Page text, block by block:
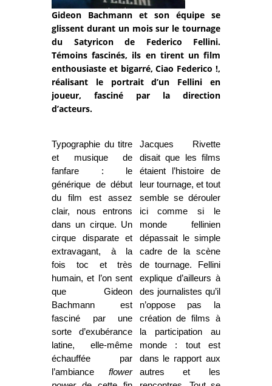
Gideon Bachmann et son équipe se
glissent durant un mois sur le tournage
du Satyricon de Federico Fellini.
Témoins fascinés, ils en tirent un film
enthousiaste et bigarré, Ciao Federico !,
réalisant le portrait d’un Fellini en
joueur, fasciné par la direction
d’acteurs.
Typographie du titre
et musique de
fanfare : le
générique de début
du film est assez
clair, nous entrons
dans un cirque. Un
cirque disparate et
extravagant, à la
fois toc et très
humain, et l’on sent
que Gideon
Bachmann est
fasciné par une
sorte d’exubérance
latine, elle-même
échauffée par
l’ambianceflower
Jacques Rivette
disait que les films
étaient l’histoire de
leur tournage, et tout
semble se dérouler
ici comme si le
monde fellinien
dépassait le simple
cadre de la scène
de tournage. Fellini
explique d’ailleurs à
des journalistes qu’il
n’oppose pas la
création de films à
la participation au
monde : tout est
dans le rapport aux
autres et les